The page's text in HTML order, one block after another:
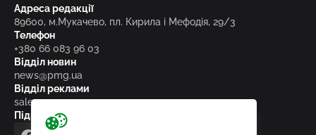
Адреса редакції
89600, м.Мукачево, пл. Кирила і Мефодія, 29/3
Телефон
+380 66 083 96 03
Відділ новин
news@pmg.ua
Відділ реклами
sales@pmg.ua
Підписуйтесь на нас у соціальних мережах